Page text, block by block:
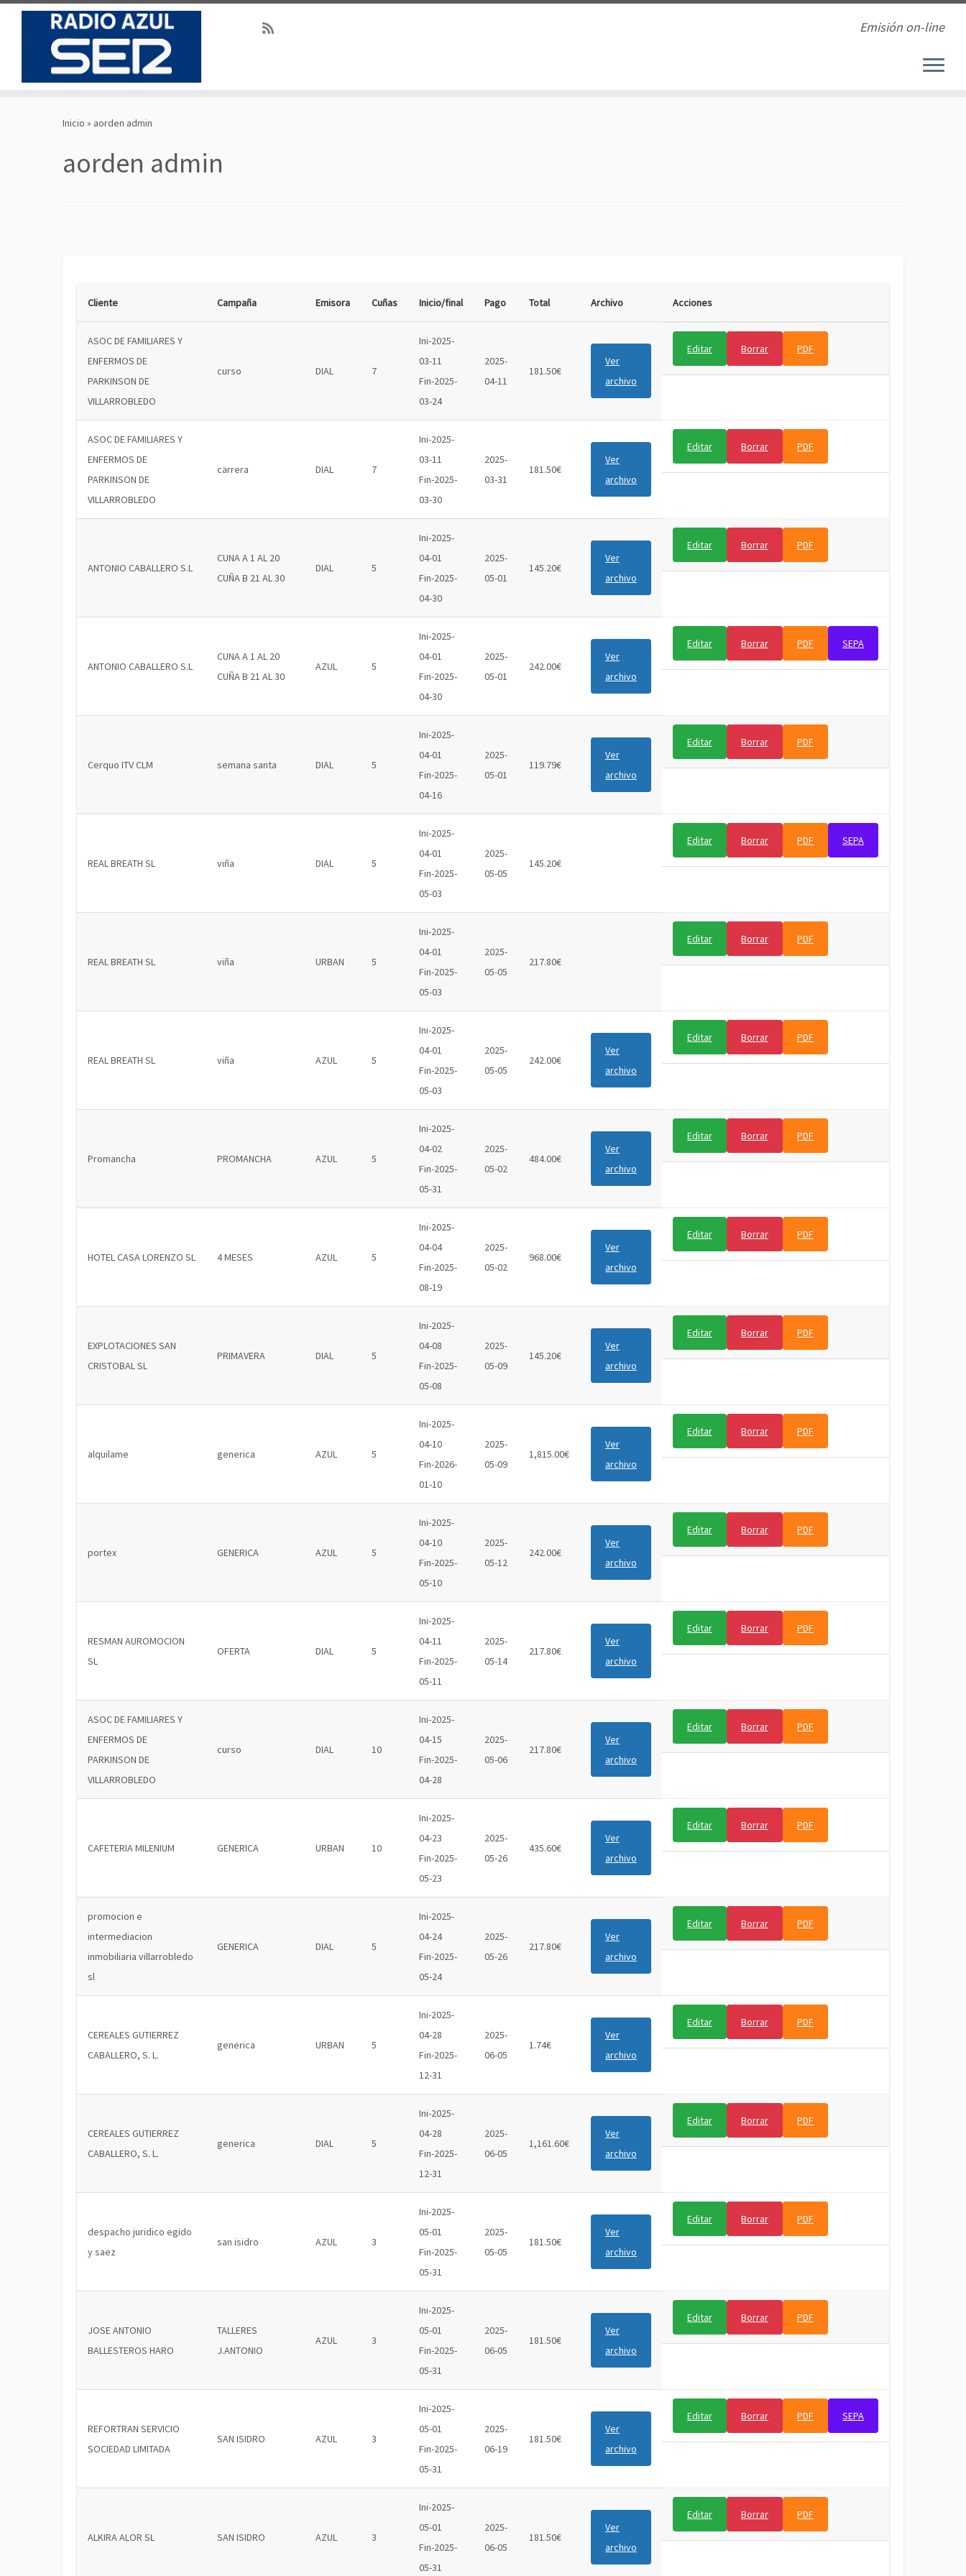
Emisión on-line
Inicio » aorden admin
aorden admin
Cliente Campaña Emisora Cuñas Inicio/final Pago Total Archivo Acciones
ASOC DE FAMILIARES Y
ENFERMOS DE
PARKINSON DE
VILLARROBLEDO
curso DIAL 7
Ini-2025-
03-11
Fin-2025-
03-24
2025-
04-11
181.50€
Ver
archivo
Editar Borrar PDF
ASOC DE FAMILIARES Y
ENFERMOS DE
PARKINSON DE
VILLARROBLEDO
carrera DIAL 7
Ini-2025-
03-11
Fin-2025-
03-30
2025-
03-31
181.50€
Ver
archivo
Editar Borrar PDF
ANTONIO CABALLERO S.L
CUNA A 1 AL 20
CUÑA B 21 AL 30
DIAL 5
Ini-2025-
04-01
Fin-2025-
04-30
2025-
05-01
145.20€
Ver
archivo
Editar Borrar PDF
ANTONIO CABALLERO S.L
CUNA A 1 AL 20
CUÑA B 21 AL 30
AZUL 5
Ini-2025-
04-01
Fin-2025-
04-30
2025-
05-01
242.00€
Ver
archivo
Editar Borrar PDF SEPA
Cerquo ITV CLM semana santa DIAL 5
Ini-2025-
04-01
Fin-2025-
04-16
2025-
05-01
119.79€
Ver
archivo
Editar Borrar PDF
REAL BREATH SL viña DIAL 5
Ini-2025-
04-01
Fin-2025-
05-03
2025-
05-05
145.20€
Editar Borrar PDF SEPA
REAL BREATH SL viña URBAN 5
Ini-2025-
04-01
Fin-2025-
05-03
2025-
05-05
217.80€
Editar Borrar PDF
REAL BREATH SL viña AZUL 5
Ini-2025-
04-01
Fin-2025-
05-03
2025-
05-05
242.00€
Ver
archivo
Editar Borrar PDF
Promancha PROMANCHA AZUL 5
Ini-2025-
04-02
Fin-2025-
05-31
2025-
05-02
484.00€
Ver
archivo
Editar Borrar PDF
HOTEL CASA LORENZO SL 4 MESES AZUL 5
Ini-2025-
04-04
Fin-2025-
08-19
2025-
05-02
968.00€
Ver
archivo
Editar Borrar PDF
EXPLOTACIONES SAN
CRISTOBAL SL
PRIMAVERA DIAL 5
Ini-2025-
04-08
Fin-2025-
05-08
2025-
05-09
145.20€
Ver
archivo
Editar Borrar PDF
alquilame generica AZUL 5
Ini-2025-
04-10
Fin-2026-
01-10
2025-
05-09
1,815.00€
Ver
archivo
Editar Borrar PDF
portex GENERICA AZUL 5
Ini-2025-
04-10
Fin-2025-
05-10
2025-
05-12
242.00€
Ver
archivo
Editar Borrar PDF
RESMAN AUROMOCION
SL
OFERTA DIAL 5
Ini-2025-
04-11
Fin-2025-
05-11
2025-
05-14
217.80€
Ver
archivo
Editar Borrar PDF
ASOC DE FAMILIARES Y
ENFERMOS DE
PARKINSON DE
VILLARROBLEDO
curso DIAL 10
Ini-2025-
04-15
Fin-2025-
04-28
2025-
05-06
217.80€
Ver
archivo
Editar Borrar PDF
CAFETERIA MILENIUM GENERICA URBAN 10
Ini-2025-
04-23
Fin-2025-
05-23
2025-
05-26
435.60€
Ver
archivo
Editar Borrar PDF
promocion e
intermediacion
inmobiliaria villarrobledo
sl
GENERICA DIAL 5
Ini-2025-
04-24
Fin-2025-
05-24
2025-
05-26
217.80€
Ver
archivo
Editar Borrar PDF
CEREALES GUTIERREZ
CABALLERO, S. L.
generica URBAN 5
Ini-2025-
04-28
Fin-2025-
12-31
2025-
06-05
1.74€
Ver
archivo
Editar Borrar PDF
CEREALES GUTIERREZ
CABALLERO, S. L.
generica DIAL 5
Ini-2025-
04-28
Fin-2025-
12-31
2025-
06-05
1,161.60€
Ver
archivo
Editar Borrar PDF
despacho juridico egido
y saez
san isidro AZUL 3
Ini-2025-
05-01
Fin-2025-
05-31
2025-
05-05
181.50€
Ver
archivo
Editar Borrar PDF
JOSE ANTONIO
BALLESTEROS HARO
TALLERES
J.ANTONIO
AZUL 3
Ini-2025-
05-01
Fin-2025-
05-31
2025-
06-05
181.50€
Ver
archivo
Editar Borrar PDF
REFORTRAN SERVICIO
SOCIEDAD LIMITADA
SAN ISIDRO AZUL 3
Ini-2025-
05-01
Fin-2025-
05-31
2025-
06-19
181.50€
Ver
archivo
Editar Borrar PDF SEPA
ALKIRA ALOR SL SAN ISIDRO AZUL 3
Ini-2025-
05-01
Fin-2025-
05-31
2025-
06-05
181.50€
Ver
archivo
Editar Borrar PDF